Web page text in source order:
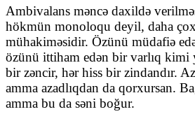
Ambivalans məncə daxildə
hökmün monoloqu deyil, daha
mühakiməsidir. Özünü müdafiə
özünü ittiham edən bir varlıq kimi
bir zəncir, hər hiss bir zindandır.
amma azadlıqdan da qorxursan.
amma bu da səni boğur.